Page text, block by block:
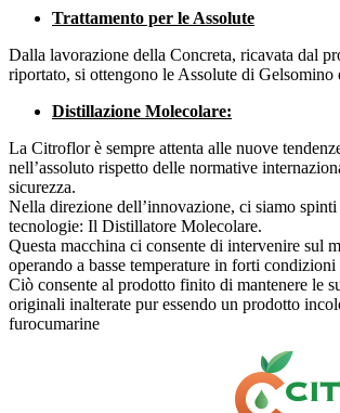
Trattamento per le Assolute
Dalla lavorazione della Concreta, ricavata dal
riportato, si ottengono le Assolute di Gelsomino
Distillazione Molecolare:
La Citroflor è sempre attenta alle nuove
nell’assoluto rispetto delle normative
sicurezza.
Nella direzione dell’innovazione, ci siamo
tecnologie: Il Distillatore Molecolare.
Questa macchina ci consente di intervenire sul
operando a basse temperature in forti
Ciò consente al prodotto finito di mantenere le
originali inalterate pur essendo un prodotto
furocumarine